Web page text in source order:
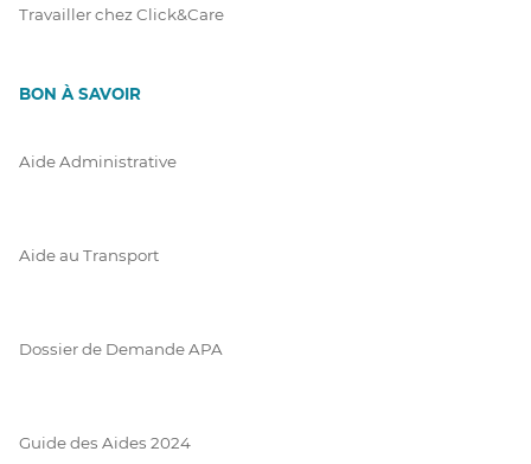
Travailler chez Click&Care
BON À SAVOIR
Aide Administrative
Aide au Transport
Dossier de Demande APA
Guide des Aides 2024